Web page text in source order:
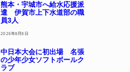
熊本・宇城市へ給水応援派
遣 伊賀市上下水道部の職
員3人
2026年8月8日
中日本大会に初出場 名張
の少年少女ソフトボールク
ラブ